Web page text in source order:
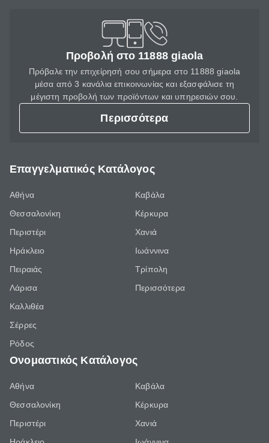
Προβολή στο 11888 giaola
Πρόβαλε την επιχείρησή σου σήμερα στο 11888 giaola
μέσα από 3 κανάλια επικοινωνίας και εξασφάλισε τη
μέγιστη προβολή των προϊόντων και υπηρεσιών σου.
Περισσότερα
Επαγγελματικός Κατάλογος
Αθήνα
Θεσσαλονίκη
Περιστέρι
Ηράκλειο
Πειραιάς
Λάρισα
Καλλιθέα
Σέρρες
Ρόδος
Καβάλα
Κέρκυρα
Χανιά
Ιωάννινα
Τρίπολη
Περισσότερα
Ονομαστικός Κατάλογος
Αθήνα
Θεσσαλονίκη
Περιστέρι
Καβάλα
Κέρκυρα
Χανιά